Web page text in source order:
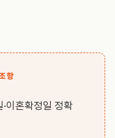
항
이혼확정일 정확